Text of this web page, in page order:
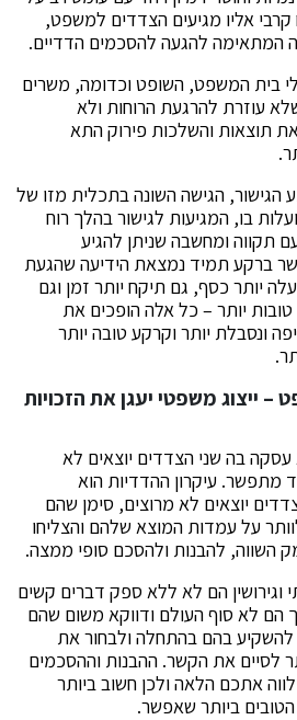
אליו מגיעים הצדדים למשפט,
המתאימה להגעה להסכמים הדדיים.
בית המשפט, השופט וכדומה, משרים
עוזרת להרגעת הרוחות ולא
תוצאות והשלכות פירוק התא
הגישה השונה בתכלית מזו של
בו, המגיעות לגישור בהלך רוח
תקווה ומחשבה שניתן להגיע
ברקע תמיד נמצאת הידיעה שהגעת
יותר כסף, גם תיקח יותר זמן וגם
יותר – כל אלה הופכים את
ונסבלת יותר וקרקע טובה יותר
– ייצוג משפטי יעגן את הזכויות
בה שני הצדדים יוצאים לא
מתפשר. עיקרון ההדדיות הוא
יוצאים לא מרוצים, סימן שהם
על עמדות המוצא שלהם והצליחו
השווה, להבנות ולהסכם סופי ממצה.
הם לא ללא ספק דברים קשים
הם לא סוף העולם ודווקא משום שהם
להשקיע בהם בהתחלה ולבחור את
לסיים את הקשר. ההבנות וההסכמים
אתכם הלאה ולכן חשוב ביותר
ביותר שאפשר.